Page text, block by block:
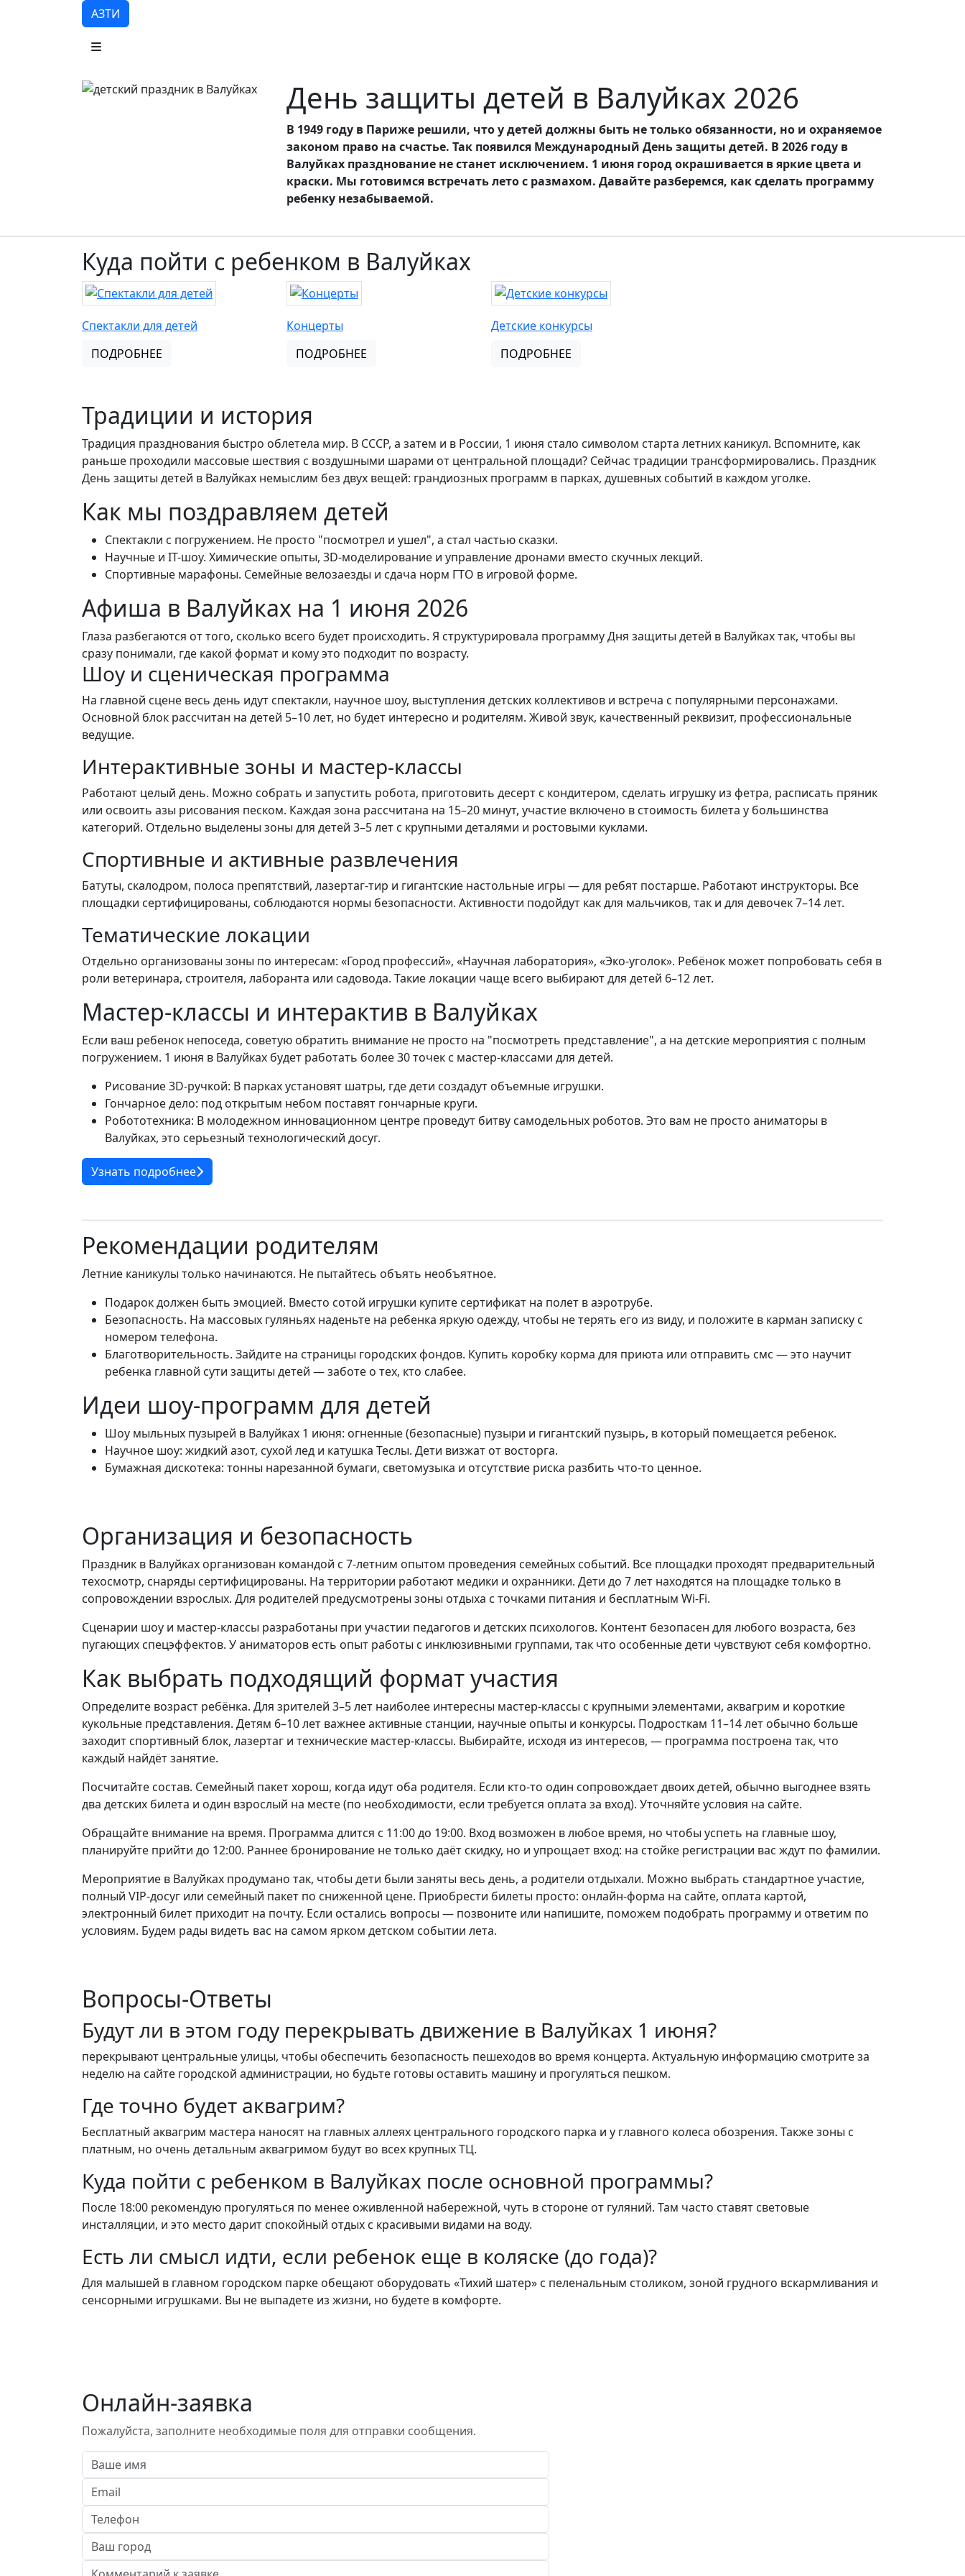
АЗТИ
День защиты детей в Валуйках 2026
В 1949 году в Париже решили, что у детей должны быть не только обязанности, но и охраняемое
законом право на счастье. Так появился Международный День защиты детей. В 2026 году в
Валуйках празднование не станет исключением. 1 июня город окрашивается в яркие цвета и
краски. Мы готовимся встречать лето с размахом. Давайте разберемся, как сделать программу
ребенку незабываемой.
Куда пойти с ребенком в Валуйках
Спектакли для детей
ПОДРОБНЕЕ
Концерты
ПОДРОБНЕЕ
Детские конкурсы
ПОДРОБНЕЕ
Традиции и история
Традиция празднования быстро облетела мир. В СССР, а затем и в России, 1 июня стало символом старта летних каникул. Вспомните, как
раньше проходили массовые шествия с воздушными шарами от центральной площади? Сейчас традиции трансформировались. Праздник
День защиты детей в Валуйках немыслим без двух вещей: грандиозных программ в парках, душевных событий в каждом уголке.
Как мы поздравляем детей
Спектакли с погружением. Не просто "посмотрел и ушел", а стал частью сказки.
Научные и IT-шоу. Химические опыты, 3D-моделирование и управление дронами вместо скучных лекций.
Спортивные марафоны. Семейные велозаезды и сдача норм ГТО в игровой форме.
Афиша в Валуйках на 1 июня 2026
Глаза разбегаются от того, сколько всего будет происходить. Я структурировала программу Дня защиты детей в Валуйках так, чтобы вы
сразу понимали, где какой формат и кому это подходит по возрасту.
Шоу и сценическая программа
На главной сцене весь день идут спектакли, научное шоу, выступления детских коллективов и встреча с популярными персонажами.
Основной блок рассчитан на детей 5–10 лет, но будет интересно и родителям. Живой звук, качественный реквизит, профессиональные
ведущие.
Интерактивные зоны и мастер-классы
Работают целый день. Можно собрать и запустить робота, приготовить десерт с кондитером, сделать игрушку из фетра, расписать пряник
или освоить азы рисования песком. Каждая зона рассчитана на 15–20 минут, участие включено в стоимость билета у большинства
категорий. Отдельно выделены зоны для детей 3–5 лет с крупными деталями и ростовыми куклами.
Спортивные и активные развлечения
Батуты, скалодром, полоса препятствий, лазертаг-тир и гигантские настольные игры — для ребят постарше. Работают инструкторы. Все
площадки сертифицированы, соблюдаются нормы безопасности. Активности подойдут как для мальчиков, так и для девочек 7–14 лет.
Тематические локации
Отдельно организованы зоны по интересам: «Город профессий», «Научная лаборатория», «Эко-уголок». Ребёнок может попробовать себя в
роли ветеринара, строителя, лаборанта или садовода. Такие локации чаще всего выбирают для детей 6–12 лет.
Мастер-классы и интерактив в Валуйках
Если ваш ребенок непоседа, советую обратить внимание не просто на "посмотреть представление", а на детские мероприятия с полным
погружением. 1 июня в Валуйках будет работать более 30 точек с мастер-классами для детей.
Рисование 3D-ручкой: В парках установят шатры, где дети создадут объемные игрушки.
Гончарное дело: под открытым небом поставят гончарные круги.
Робототехника: В молодежном инновационном центре проведут битву самодельных роботов. Это вам не просто аниматоры в
Валуйках, это серьезный технологический досуг.
Узнать подробнее
Рекомендации родителям
Летние каникулы только начинаются. Не пытайтесь объять необъятное.
Подарок должен быть эмоцией. Вместо сотой игрушки купите сертификат на полет в аэротрубе.
Безопасность. На массовых гуляньях наденьте на ребенка яркую одежду, чтобы не терять его из виду, и положите в карман записку с
номером телефона.
Благотворительность. Зайдите на страницы городских фондов. Купить коробку корма для приюта или отправить смс — это научит
ребенка главной сути защиты детей — заботе о тех, кто слабее.
Идеи шоу-программ для детей
Шоу мыльных пузырей в Валуйках 1 июня: огненные (безопасные) пузыри и гигантский пузырь, в который помещается ребенок.
Научное шоу: жидкий азот, сухой лед и катушка Теслы. Дети визжат от восторга.
Бумажная дискотека: тонны нарезанной бумаги, светомузыка и отсутствие риска разбить что-то ценное.
Организация и безопасность
Праздник в Валуйках организован командой с 7-летним опытом проведения семейных событий. Все площадки проходят предварительный
техосмотр, снаряды сертифицированы. На территории работают медики и охранники. Дети до 7 лет находятся на площадке только в
сопровождении взрослых. Для родителей предусмотрены зоны отдыха с точками питания и бесплатным Wi-Fi.
Сценарии шоу и мастер-классы разработаны при участии педагогов и детских психологов. Контент безопасен для любого возраста, без
пугающих спецэффектов. У аниматоров есть опыт работы с инклюзивными группами, так что особенные дети чувствуют себя комфортно.
Как выбрать подходящий формат участия
Определите возраст ребёнка. Для зрителей 3–5 лет наиболее интересны мастер-классы с крупными элементами, аквагрим и короткие
кукольные представления. Детям 6–10 лет важнее активные станции, научные опыты и конкурсы. Подросткам 11–14 лет обычно больше
заходит спортивный блок, лазертаг и технические мастер-классы. Выбирайте, исходя из интересов, — программа построена так, что
каждый найдёт занятие.
Посчитайте состав. Семейный пакет хорош, когда идут оба родителя. Если кто-то один сопровождает двоих детей, обычно выгоднее взять
два детских билета и один взрослый на месте (по необходимости, если требуется оплата за вход). Уточняйте условия на сайте.
Обращайте внимание на время. Программа длится с 11:00 до 19:00. Вход возможен в любое время, но чтобы успеть на главные шоу,
планируйте прийти до 12:00. Раннее бронирование не только даёт скидку, но и упрощает вход: на стойке регистрации вас ждут по фамилии.
Мероприятие в Валуйках продумано так, чтобы дети были заняты весь день, а родители отдыхали. Можно выбрать стандартное участие,
полный VIP-досуг или семейный пакет по сниженной цене. Приобрести билеты просто: онлайн-форма на сайте, оплата картой,
электронный билет приходит на почту. Если остались вопросы — позвоните или напишите, поможем подобрать программу и ответим по
условиям. Будем рады видеть вас на самом ярком детском событии лета.
Вопросы-Ответы
Будут ли в этом году перекрывать движение в Валуйках 1 июня?
перекрывают центральные улицы, чтобы обеспечить безопасность пешеходов во время концерта. Актуальную информацию смотрите за
неделю на сайте городской администрации, но будьте готовы оставить машину и прогуляться пешком.
Где точно будет аквагрим?
Бесплатный аквагрим мастера наносят на главных аллеях центрального городского парка и у главного колеса обозрения. Также зоны с
платным, но очень детальным аквагримом будут во всех крупных ТЦ.
Куда пойти с ребенком в Валуйках после основной программы?
После 18:00 рекомендую прогуляться по менее оживленной набережной, чуть в стороне от гуляний. Там часто ставят световые
инсталляции, и это место дарит спокойный отдых с красивыми видами на воду.
Есть ли смысл идти, если ребенок еще в коляске (до года)?
Для малышей в главном городском парке обещают оборудовать «Тихий шатер» с пеленальным столиком, зоной грудного вскармливания и
сенсорными игрушками. Вы не выпадете из жизни, но будете в комфорте.
Онлайн-заявка
Пожалуйста, заполните необходимые поля для отправки сообщения.